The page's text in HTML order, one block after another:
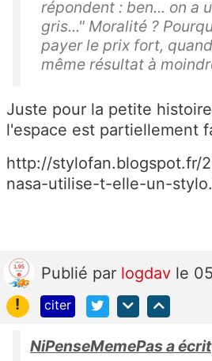
répondent : ben... on a
gris..." Moralité ?
payer le prix fort,
même résultat à
Juste pour la petite
l'espace est partiellement
http://stylofan.blogspot.fr/
nasa-utilise-t-elle-un-
Publié par logdav le
!
citer
NiPenseMemePas a écrit